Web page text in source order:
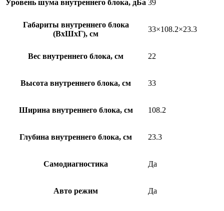
Уровень шума внутреннего блока, дБа 39
Габариты внутреннего блока
(ВхШхГ), см
33×108.2×23.3
Вес внутреннего блока, см 22
Высота внутреннего блока, см 33
Ширина внутреннего блока, см 108.2
Глубина внутреннего блока, см 23.3
Самодиагностика Да
Авто режим Да